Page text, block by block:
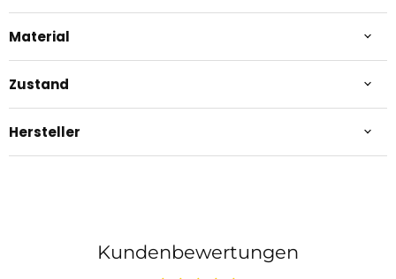
Material
Zustand
Hersteller
Kundenbewertungen